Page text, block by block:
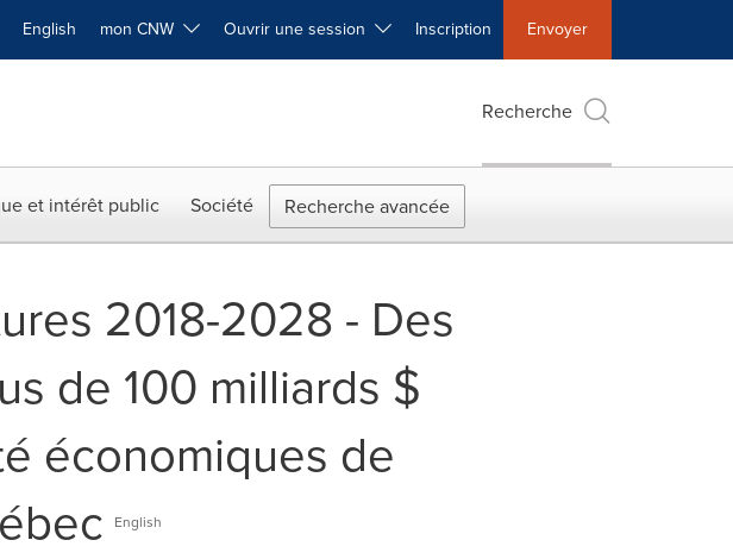
English mon CNW Ouvrir une session Inscription Envoyer
Recherche
et intérêt public Société Recherche avancée
2018-2028 - Des
de 100 milliards $
économiques de
English